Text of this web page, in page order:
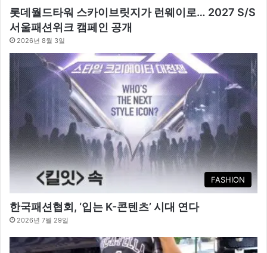
롯데월드타워 스카이브릿지가 런웨이로… 2027 S/S
서울패션위크 캠페인 공개
2026년 8월 3일
FASHION
한국패션협회, ‘입는 K-콘텐츠’ 시대 연다
2026년 7월 29일